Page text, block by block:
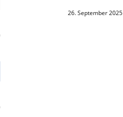
26. September 2025